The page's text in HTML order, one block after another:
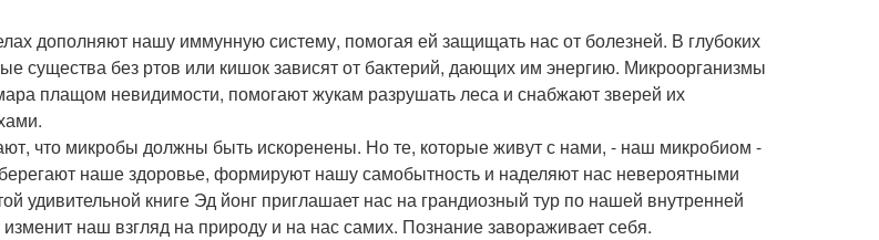
дополняют нашу иммунную систему, помогая ей защищать нас от болезней. В глубоких
существа без ртов или кишок зависят от бактерий, дающих им энергию. Микроорганизмы
плащом невидимости, помогают жукам разрушать леса и снабжают зверей их
что микробы должны быть искоренены. Но те, которые живут с нами, - наш микробиом -
наше здоровье, формируют нашу самобытность и наделяют нас невероятными
удивительной книге Эд йонг приглашает нас на грандиозный тур по нашей внутренней
наш взгляд на природу и на нас самих. Познание завораживает себя.